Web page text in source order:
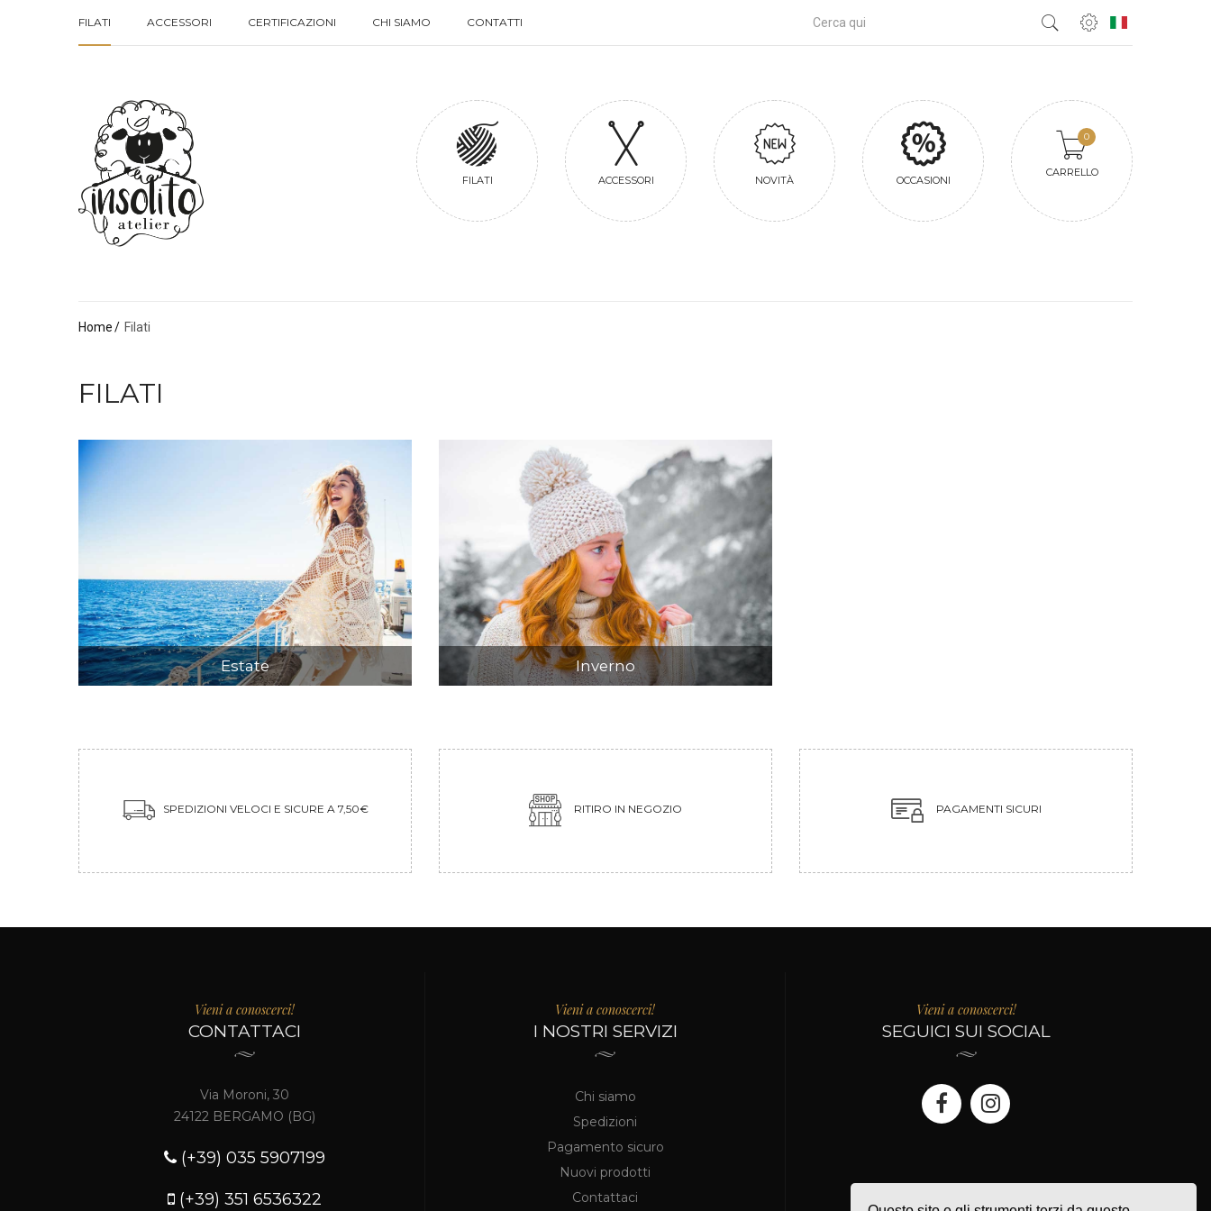
FILATI ACCESSORI CERTIFICAZIONI CHI SIAMO CONTATTI
FILATI ACCESSORI NOVITÀ OCCASIONI
CARRELLO
0
Home Filati
FILATI
Estate Inverno
SPEDIZIONI VELOCI E SICURE A 7,50€ RITIRO IN NEGOZIO PAGAMENTI SICURI
Vieni a conoscerci!
CONTATTACI
Via Moroni, 30
24122 BERGAMO (BG)
(+39) 035 5907199
(+39) 351 6536322
Vieni a conoscerci!
I NOSTRI SERVIZI
Chi siamo
Spedizioni
Pagamento sicuro
Nuovi prodotti
Contattaci
Vieni a conoscerci!
SEGUICI SUI SOCIAL